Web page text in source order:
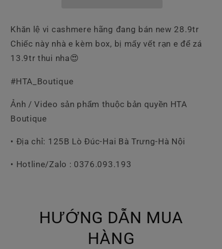
Khăn lệ vi cashmere hãng đang bán new 28.9tr
Chiếc này nhà e kèm box, bị mấy vết rạn e để zá
13.9tr thui nha😍
#HTA_Boutique
Ảnh / Video sản phẩm thuộc bản quyền HTA
Boutique
• Địa chỉ: 125B Lò Đúc-Hai Bà Trưng-Hà Nội
• Hotline/Zalo : 0376.093.193
HƯỚNG DẪN MUA
HÀNG